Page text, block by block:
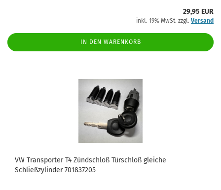
29,95 EUR
inkl. 19% MwSt. zzgl. Versand
IN DEN WARENKORB
VW Transporter T4 Zündschloß Türschloß gleiche
Schließzylinder 701837205